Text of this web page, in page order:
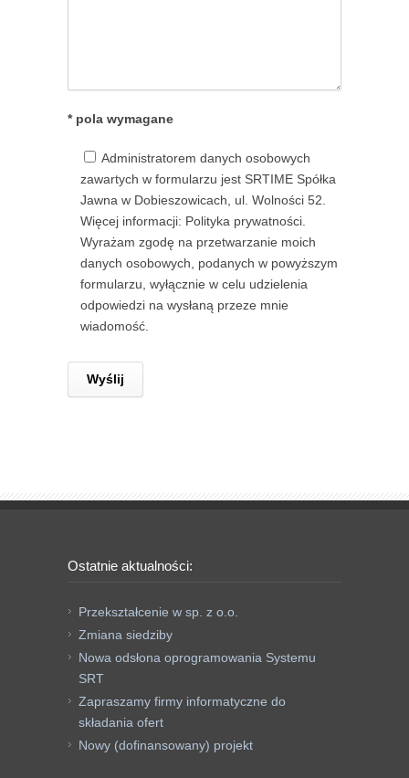
* pola wymagane
Administratorem danych osobowych
zawartych w formularzu jest SRTIME Spółka
Jawna w Dobieszowicach, ul. Wolności 52.
Więcej informacji: Polityka prywatności.
Wyrażam zgodę na przetwarzanie moich
danych osobowych, podanych w powyższym
formularzu, wyłącznie w celu udzielenia
odpowiedzi na wysłaną przeze mnie
wiadomość.
Ostatnie aktualności:
Przekształcenie w sp. z o.o.
Zmiana siedziby
Nowa odsłona oprogramowania Systemu
SRT
Zapraszamy firmy informatyczne do
składania ofert
Nowy (dofinansowany) projekt